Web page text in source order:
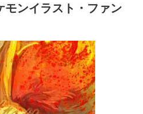
モンイラスト・ファン